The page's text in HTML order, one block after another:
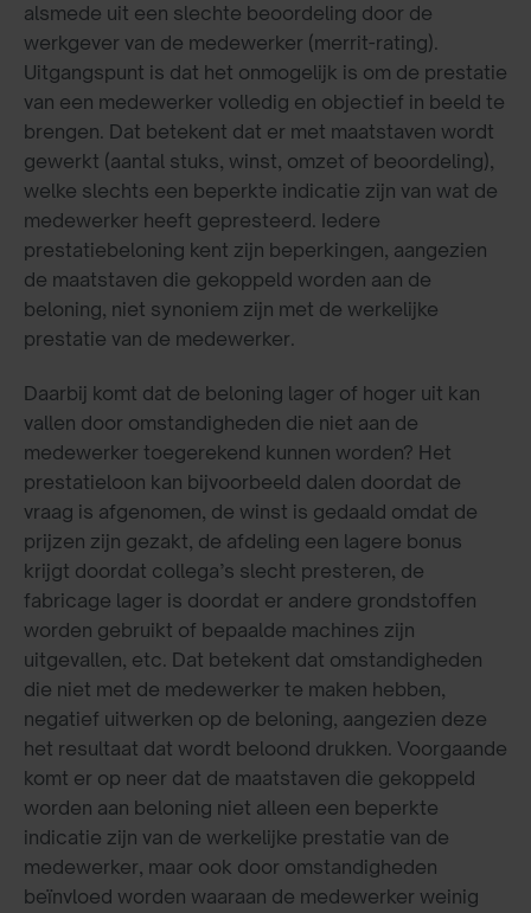
alsmede uit een slechte beoordeling door de
werkgever van de medewerker (merrit-rating).
Uitgangspunt is dat het onmogelijk is om de prestatie
van een medewerker volledig en objectief in beeld te
brengen. Dat betekent dat er met maatstaven wordt
gewerkt (aantal stuks, winst, omzet of beoordeling),
welke slechts een beperkte indicatie zijn van wat de
medewerker heeft gepresteerd. Iedere
prestatiebeloning kent zijn beperkingen, aangezien
de maatstaven die gekoppeld worden aan de
beloning, niet synoniem zijn met de werkelijke
prestatie van de medewerker.
Daarbij komt dat de beloning lager of hoger uit kan
vallen door omstandigheden die niet aan de
medewerker toegerekend kunnen worden? Het
prestatieloon kan bijvoorbeeld dalen doordat de
vraag is afgenomen, de winst is gedaald omdat de
prijzen zijn gezakt, de afdeling een lagere bonus
krijgt doordat collega’s slecht presteren, de
fabricage lager is doordat er andere grondstoffen
worden gebruikt of bepaalde machines zijn
uitgevallen, etc. Dat betekent dat omstandigheden
die niet met de medewerker te maken hebben,
negatief uitwerken op de beloning, aangezien deze
het resultaat dat wordt beloond drukken. Voorgaande
komt er op neer dat de maatstaven die gekoppeld
worden aan beloning niet alleen een beperkte
indicatie zijn van de werkelijke prestatie van de
medewerker, maar ook door omstandigheden
beïnvloed worden waaraan de medewerker weinig